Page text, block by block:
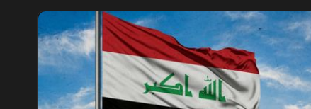
التهديدات.